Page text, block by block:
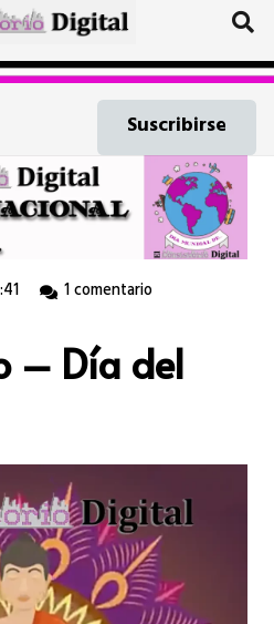
Suscribirse
1comentario
– Día del